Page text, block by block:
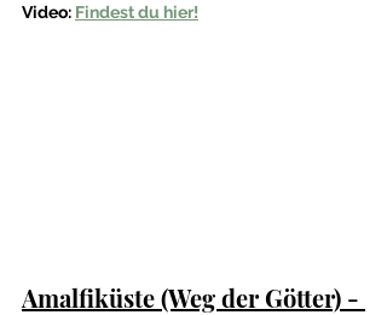
Video: Findest du hier!
Amalfiküste (Weg der Götter) -